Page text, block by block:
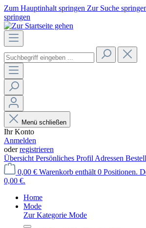
Zum Hauptinhalt springen Zur Suche
springen
Menü schließen
Ihr Konto
Anmelden
oderregistrieren
Übersicht Persönliches Profil Adressen
0,00 € Warenkorb enthält 0 Positionen.
0,00 €.
Home
Mode
Zur Kategorie Mode